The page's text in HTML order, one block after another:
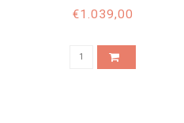
OAK
€1.039,00